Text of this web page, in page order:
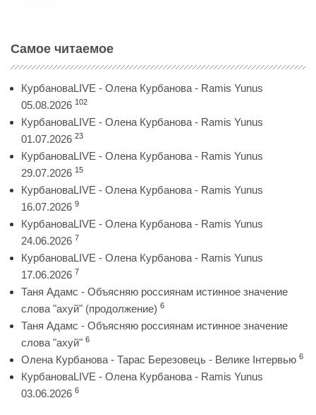
Самое читаемое
КурбановаLIVE - Олена Курбанова - Ramis Yunus
05.08.2026 102
КурбановаLIVE - Олена Курбанова - Ramis Yunus
01.07.2026 23
КурбановаLIVE - Олена Курбанова - Ramis Yunus
29.07.2026 15
КурбановаLIVE - Олена Курбанова - Ramis Yunus
16.07.2026 9
КурбановаLIVE - Олена Курбанова - Ramis Yunus
24.06.2026 7
КурбановаLIVE - Олена Курбанова - Ramis Yunus
17.06.2026 7
Таня Адамс - Объясняю россиянам истинное значение
слова "ахуй" (продолжение) 6
Таня Адамс - Объясняю россиянам истинное значение
слова "ахуй" 6
Олена Курбанова - Тарас Березовець - Велике Інтервью 6
КурбановаLIVE - Олена Курбанова - Ramis Yunus
03.06.2026 6